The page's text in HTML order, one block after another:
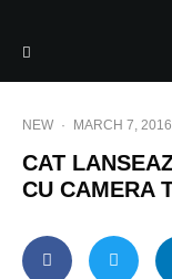
NEW · MARCH 7, 2016
CAT
CU CAMERA